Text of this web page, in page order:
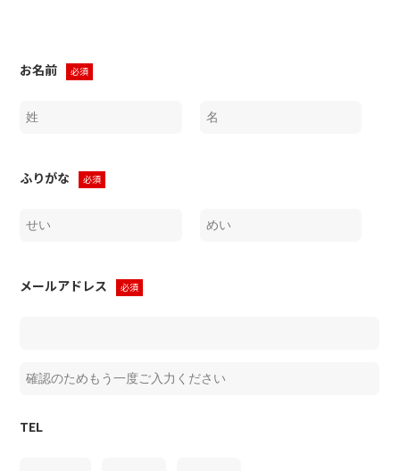
お名前 必須
ふりがな 必須
メールアドレス 必須
TEL